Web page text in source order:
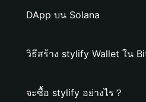
DApp บน Solana
วิธีสร้าง stylify Wallet ใน
จะซื้อ stylify อย่างไร？